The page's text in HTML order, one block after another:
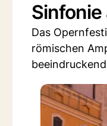
Sinfonie
Das
römischen